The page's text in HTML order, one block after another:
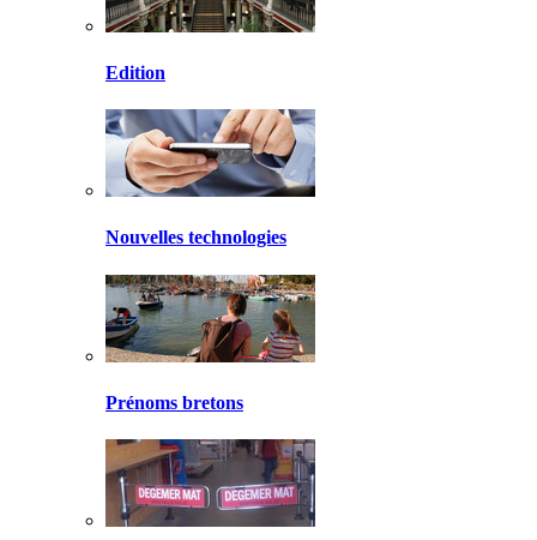
Edition
Nouvelles technologies
Prénoms bretons